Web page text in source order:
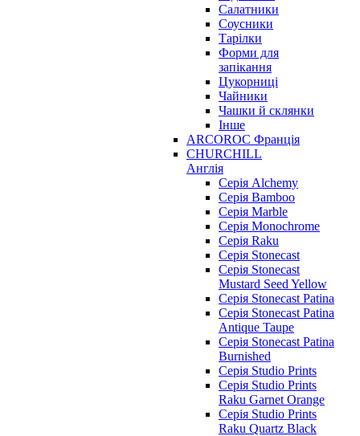
Салатники
Соусники
Тарілки
Форми для
запікання
Цукорниці
Чайники
Чашки й склянки
Інше
ARCOROC Франція
CHURCHILL
Англія
Серія Alchemy
Серія Bamboo
Серія Marble
Серія Monochrome
Серія Raku
Серія Stonecast
Серія Stonecast
Mustard Seed Yellow
Серія Stonecast Patina
Серія Stonecast Patina
Antique Taupe
Серія Stonecast Patina
Burnished
Серія Studio Prints
Серія Studio Prints
Raku Garnet Orange
Серія Studio Prints
Raku Quartz Black